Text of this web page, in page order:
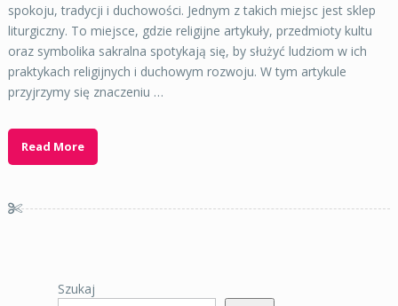
spokoju, tradycji i duchowości. Jednym z takich miejsc jest sklep
liturgiczny. To miejsce, gdzie religijne artykuły, przedmioty kultu
oraz symbolika sakralna spotykają się, by służyć ludziom w ich
praktykach religijnych i duchowym rozwoju. W tym artykule
przyjrzymy się znaczeniu …
Read More
Szukaj